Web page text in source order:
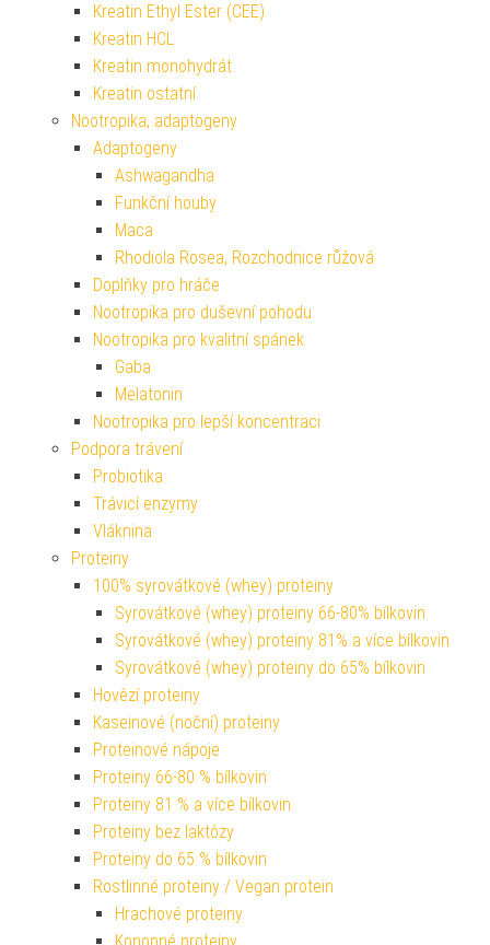
Kreatin Ethyl Ester (CEE)
Kreatin HCL
Kreatin monohydrát
Kreatin ostatní
Nootropika, adaptogeny
Adaptogeny
Ashwagandha
Funkční houby
Maca
Rhodiola Rosea, Rozchodnice růžová
Doplňky pro hráče
Nootropika pro duševní pohodu
Nootropika pro kvalitní spánek
Gaba
Melatonin
Nootropika pro lepší koncentraci
Podpora trávení
Probiotika
Trávicí enzymy
Vláknina
Proteiny
100% syrovátkové (whey) proteiny
Syrovátkové (whey) proteiny 66-80% bílkovin
Syrovátkové (whey) proteiny 81% a více bílkovin
Syrovátkové (whey) proteiny do 65% bílkovin
Hovězí proteiny
Kaseinové (noční) proteiny
Proteinové nápoje
Proteiny 66-80 % bílkovin
Proteiny 81 % a více bílkovin
Proteiny bez laktózy
Proteiny do 65 % bílkovin
Rostlinné proteiny / Vegan protein
Hrachové proteiny